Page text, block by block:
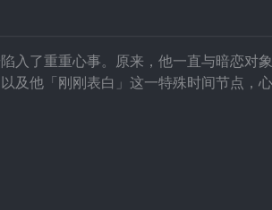
入了重重心事。原来，他一直与暗恋对
及他「刚刚表白」这一特殊时间节点，